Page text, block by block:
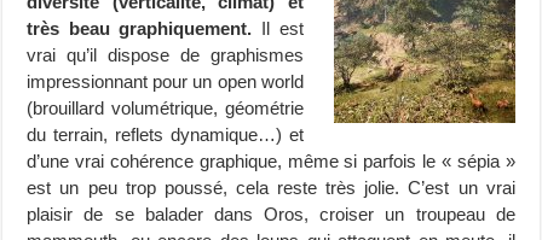
très beau graphiquement. Il est
vrai qu’il dispose de graphismes
impressionnant pour un open world
(brouillard volumétrique, géométrie
du terrain, reflets dynamique…) et
d’une vrai cohérence graphique, même si parfois le « sépia »
est un peu trop poussé, cela reste très jolie. C’est un vrai
plaisir de se balader dans Oros, croiser un troupeau de